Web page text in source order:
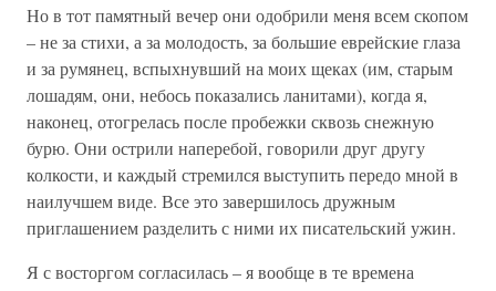
Но в тот памятный вечер они одобрили меня всем скопом
– не за стихи, а за молодость, за большие еврейские глаза
и за румянец, вспыхнувший на моих щеках (им, старым
лошадям, они, небось показались ланитами), когда я,
наконец, отогрелась после пробежки сквозь снежную
бурю. Они острили наперебой, говорили друг другу
колкости, и каждый стремился выступить передо мной в
наилучшем виде. Все это завершилось дружным
приглашением разделить с ними их писательский ужин.
Я с восторгом согласилась – я вообще в те времена